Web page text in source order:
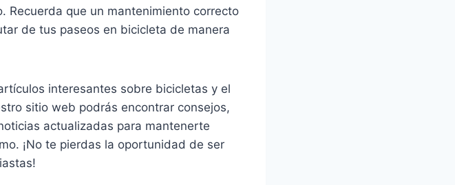
Recuerda que un mantenimiento correcto
de tus paseos en bicicleta de manera
interesantes sobre bicicletas y el
sitio web podrás encontrar consejos,
actualizadas para mantenerte
¡No te pierdas la oportunidad de ser